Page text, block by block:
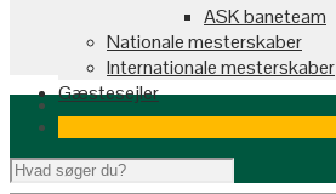
ASK baneteam
Nationale mesterskaber
Internationale mesterskaber
Gæstesejler